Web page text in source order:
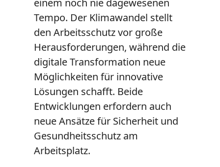
Tempo. Der Klimawandel stellt
den Arbeitsschutz vor große
Herausforderungen, während die
digitale Transformation neue
Möglichkeiten für innovative
Lösungen schafft. Beide
Entwicklungen erfordern auch
neue Ansätze für Sicherheit und
Gesundheitsschutz am
Arbeitsplatz.